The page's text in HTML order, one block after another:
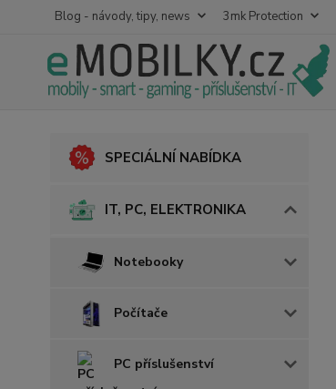
Blog - návody, tipy, news 3mk Protection
SPECIÁLNÍ NABÍDKA
IT, PC, ELEKTRONIKA
Notebooky
Počítače
PC příslušenství